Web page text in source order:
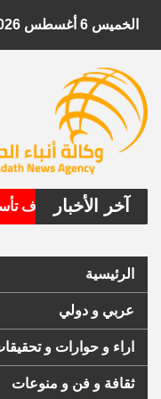
الخميس 6 أغسطس 2026
آخر الأخبار
الأمريكية تستهدف
الرئيسية
عربي و دولي
اراء و حوارات و
ثقافة و فن و منوعات